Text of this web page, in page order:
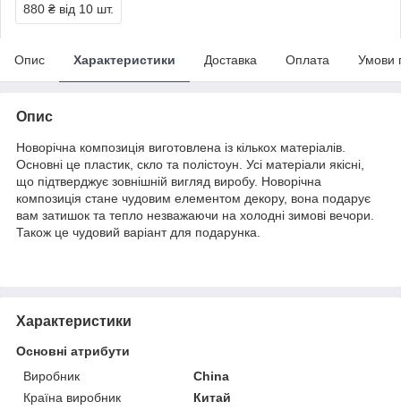
880 ₴ від 10 шт.
Опис Характеристики Доставка Оплата Умови
Опис
Новорічна композиція виготовлена ​​із кількох матеріалів.
Основні це пластик, скло та полістоун. Усі матеріали якісні,
що підтверджує зовнішній вигляд виробу. Новорічна
композиція стане чудовим елементом декору, вона подарує
вам затишок та тепло незважаючи на холодні зимові вечори.
Також це чудовий варіант для подарунка.
Характеристики
Основні атрибути
Виробник
China
Країна виробник
Китай